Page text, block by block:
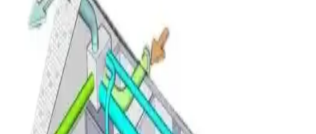
Klima bobinlerinde buz oluşumu, düşük sıcaklık ve yüksek nem
koşullarında sık görülür. Bu durumun nedenleri, normal ve anormal
halleri ile çözüm önerileri detaylı şekilde incelenmiştir.
Mini Split Klima Arızalarında Elektriksel Kontroller
ve Sorun Giderme Yöntemleri
Mini split klima arızalarında elektriksel bağlantılar, voltaj ölçümleri,
anakart ve uzaktan kumanda kontrolleri detaylı şekilde ele alınarak
sorunların doğru tespiti ve giderilmesi anlatılmaktadır.